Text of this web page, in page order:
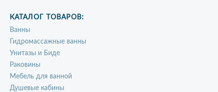
КАТАЛОГ ТОВАРОВ:
Ванны
Гидромассажные ванны
Унитазы и Биде
Раковины
Мебель для ванной
Душевые кабины